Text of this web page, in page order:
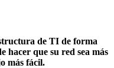
de TI de forma
hacer que su red sea más
más fácil.